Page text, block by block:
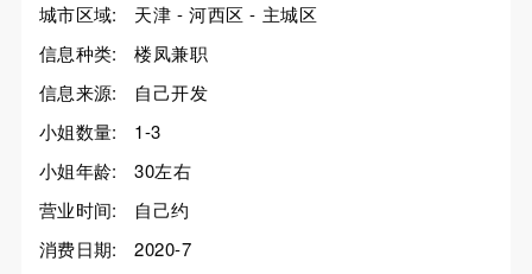
城市区域:
天津 - 河西区 - 主城区
信息种类:
楼凤兼职
信息来源:
自己开发
小姐数量:
1-3
小姐年龄:
30左右
营业时间:
自己约
消费日期:
2020-7